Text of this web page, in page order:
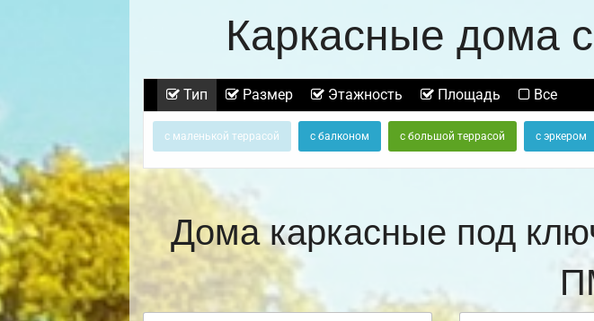
Каркасные дома
Тип Размер Этажность Площадь Все
с маленькой террасой с балконом с большой террасой с эркером
Дома каркасные под